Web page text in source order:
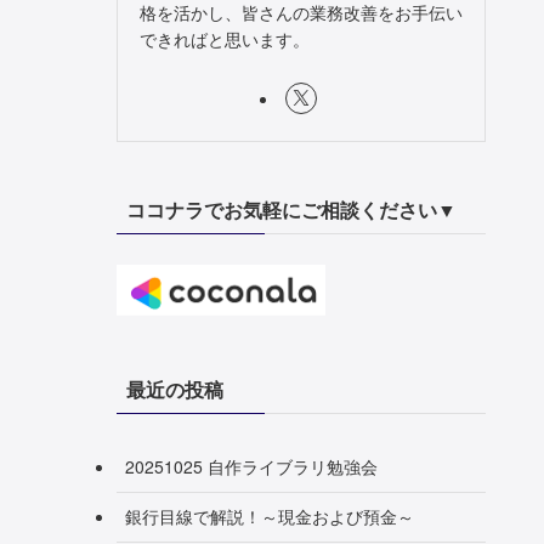
格を活かし、皆さんの業務改善をお手伝い
できればと思います。
ココナラでお気軽にご相談ください▼
最近の投稿
20251025 自作ライブラリ勉強会
銀行目線で解説！～現金および預金～